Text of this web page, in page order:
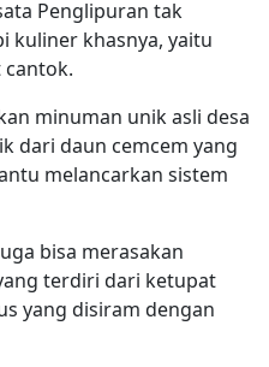
Penglipuran tak
kuliner khasnya, yaitu
cantok.
minuman unik asli desa
dari daun cemcem yang
melancarkan sistem
bisa merasakan
terdiri dari ketupat
yang disiram dengan